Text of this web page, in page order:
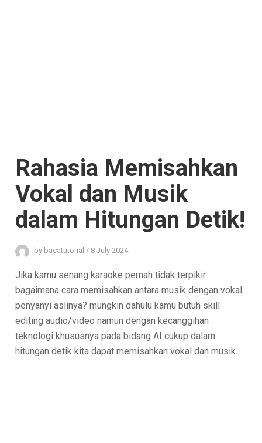
Rahasia Memisahkan
Vokal dan Musik
dalam Hitungan Detik!
by bacatutorial / 8 July 2024
Jika kamu senang karaoke pernah tidak terpikir
bagaimana cara memisahkan antara musik dengan vokal
penyanyi aslinya? mungkin dahulu kamu butuh skill
editing audio/video namun dengan kecanggihan
teknologi khususnya pada bidang AI cukup dalam
hitungan detik kita dapat memisahkan vokal dan musik.